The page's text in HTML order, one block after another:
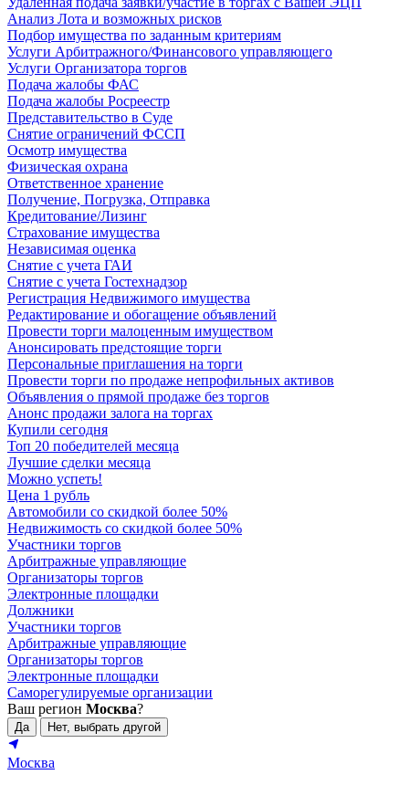
Анализ Лота и возможных рисков
Подбор имущества по заданным критериям
Услуги Арбитражного/Финансового управляющего
Услуги Организатора торгов
Подача жалобы ФАС
Подача жалобы Росреестр
Представительство в Суде
Снятие ограничений ФССП
Осмотр имущества
Физическая охрана
Ответственное хранение
Получение, Погрузка, Отправка
Кредитование/Лизинг
Страхование имущества
Независимая оценка
Снятие с учета ГАИ
Снятие с учета Гостехнадзор
Регистрация Недвижимого имущества
Редактирование и обогащение объявлений
Провести торги малоценным имуществом
Анонсировать предстоящие торги
Персональные приглашения на торги
Провести торги по продаже непрофильных активов
Объявления о прямой продаже без торгов
Анонс продажи залога на торгах
Купили сегодня
Топ 20 победителей месяца
Лучшие сделки месяца
Можно успеть!
Цена 1 рубль
Автомобили со скидкой более 50%
Недвижимость со скидкой более 50%
Участники торгов
Арбитражные управляющие
Организаторы торгов
Электронные площадки
Должники
Участники торгов
Арбитражные управляющие
Организаторы торгов
Электронные площадки
Саморегулируемые организации
Ваш регион Москва?
Да Нет, выбрать другой
Москва